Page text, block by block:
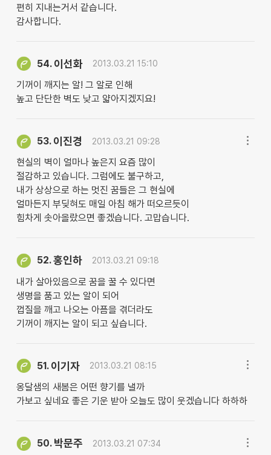
편히 지내는거서 같습니다.
감사합니다.
54. 이선화 2013.03.21 15:10
기꺼이 깨지는 알! 그 알로 인해
높고 단단한 벽도 낮고 얇아지겠지요!
53. 이진경 2013.03.21 09:28
현실의 벽이 얼마나 높은지 요즘 많이
절감하고 있습니다. 그럼에도 불구하고,
내가 상상으로 하는 멋진 꿈들은 그 현실에
얼마든지 부딪혀도 매일 아침 해가 떠오르듯이
힘차게 솟아올랐으면 좋겠습니다. 고맙습니다.
52.홍인하 2013.03.21 09:18
내가 살아있음으로 꿈을 꿀 수 있다면
생명을 품고 있는 알이 되어
껍질을 깨고 나오는 아픔을 겪더라도
기꺼이 깨지는 알이 되고 싶습니다.
51. 이기자 2013.03.21 08:15
옹달샘의 새봄은 어떤 향기를 낼까
가보고 싶네요 좋은 기운 받아 오늘도 많이 웃겠습니다 하하하
50. 박문주 2013.03.21 07:34